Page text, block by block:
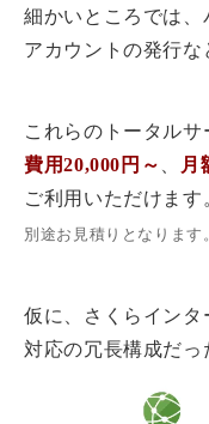
細かいところでは
アカウントの発行な
これらのトータルサ
費用20,000円～ 、 月
ご利用いただけます
別途お見積りとなります
仮に、さくらインタ
対応の冗長構成だっ